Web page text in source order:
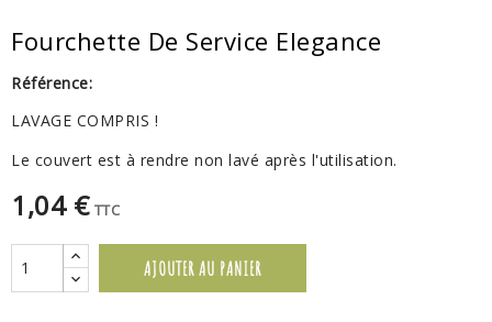
Fourchette De Service Elegance
Référence:
LAVAGE COMPRIS !
Le couvert est à rendre non lavé après l'utilisation.
1,04 € TTC
AJOUTER AU PANIER